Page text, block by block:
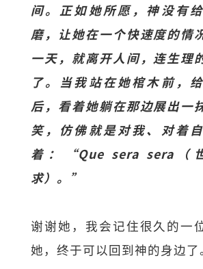
间。正如她所愿，神没有
磨，让她在一个快速度的情
一天，就离开人间，连生理
了。当我站在她棺木前，
后，看着她躺在那边展出一
笑，仿佛就是对我、对着
着：“Que sera sera（
求）。”
谢谢她，我会记住很久的一
她，终于可以回到神的身边了